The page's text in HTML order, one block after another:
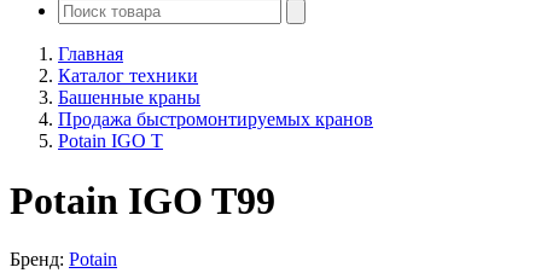
Главная
Каталог техники
Башенные краны
Продажа быстромонтируемых кранов
Potain IGO T
Potain IGO T99
Бренд: Potain